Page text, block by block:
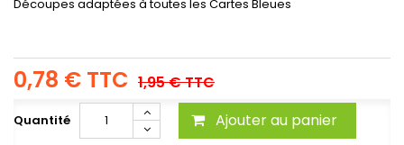
Découpes adaptées à toutes les Cartes Bleues
0,78 € TTC 1,95 €TTC
Quantité Ajouter au panier